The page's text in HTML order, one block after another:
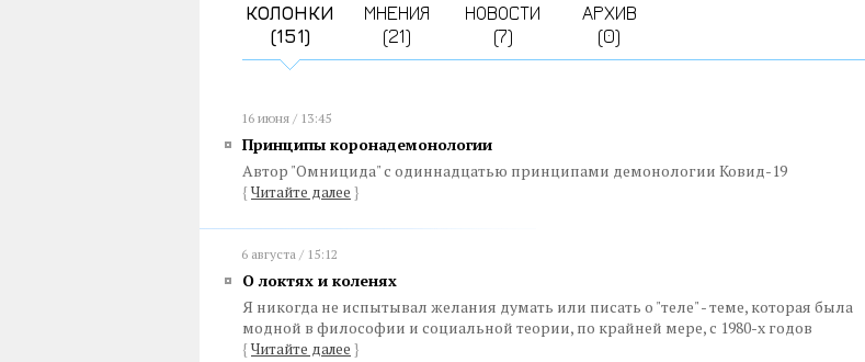
КОЛОНКИ
(151)
МНЕНИЯ
(21)
НОВОСТИ
(7)
АРХИВ
(0)
16 июня / 13:45
Принципы коронадемонологии
Автор "Омницида" с одиннадцатью принципами демонологии Ковид-19
{ Читайте далее }
6 августа / 15:12
О локтях и коленях
Я никогда не испытывал желания думать или писать о "теле" - теме, которая была
модной в философии и социальной теории, по крайней мере, с 1980-х годов
{ Читайте далее }